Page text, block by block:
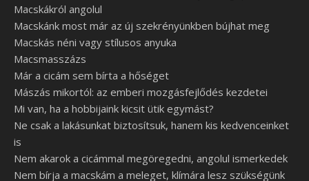
Macskákról angolul
Macskánk most már az új szekrényünkben bújhat meg
Macskás néni vagy stílusos anyuka
Macsmasszázs
Már a cicám sem bírta a hőséget
Mászás mikortól: az emberi mozgásfejlődés kezdetei
Mi van, ha a hobbijaink kicsit ütik egymást?
Ne csak a lakásunkat biztosítsuk, hanem kis kedvenceinket
is
Nem akarok a cicámmal megöregedni, angolul ismerkedek
Nem bírja a macskám a meleget, klímára lesz szükségünk